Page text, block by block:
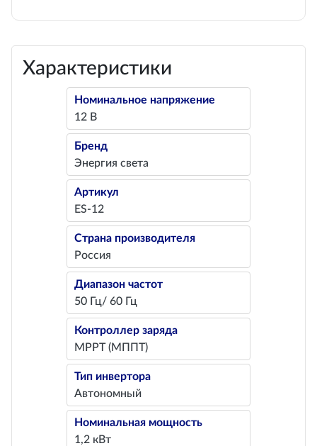
Характеристики
Номинальное напряжение
12 В
Бренд
Энергия света
Артикул
ES-12
Страна производителя
Россия
Диапазон частот
50 Гц/ 60 Гц
Контроллер заряда
MPPT (МППТ)
Тип инвертора
Автономный
Номинальная мощность
1,2 кВт